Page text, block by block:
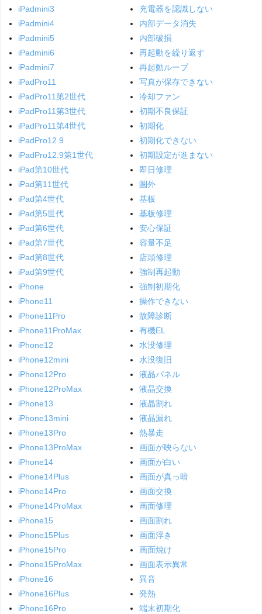
iPadmini3
iPadmini4
iPadmini5
iPadmini6
iPadmini7
iPadPro11
iPadPro11第2世代
iPadPro11第3世代
iPadPro11第4世代
iPadPro12.9
iPadPro12.9第1世代
iPad第10世代
iPad第11世代
iPad第4世代
iPad第5世代
iPad第6世代
iPad第7世代
iPad第8世代
iPad第9世代
iPhone
iPhone11
iPhone11Pro
iPhone11ProMax
iPhone12
iPhone12mini
iPhone12Pro
iPhone12ProMax
iPhone13
iPhone13mini
iPhone13Pro
iPhone13ProMax
iPhone14
iPhone14Plus
iPhone14Pro
iPhone14ProMax
iPhone15
iPhone15Plus
iPhone15Pro
iPhone15ProMax
iPhone16
iPhone16Plus
iPhone16Pro
充電器を認識しない
内部データ消失
内部破損
再起動を繰り返す
再起動ループ
写真が保存できない
冷却ファン
初期不良保証
初期化
初期化できない
初期設定が進まない
即日修理
圏外
基板
基板修理
安心保証
容量不足
店頭修理
強制再起動
強制初期化
操作できない
故障診断
有機EL
水没修理
水没復旧
液晶パネル
液晶交換
液晶割れ
液晶漏れ
熱暴走
画面が映らない
画面が白い
画面が真っ暗
画面交換
画面修理
画面割れ
画面浮き
画面焼け
画面表示異常
異音
発熱
端末初期化